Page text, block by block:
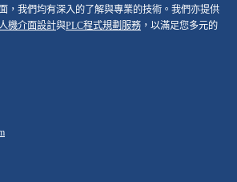
，我們均有深入的了解與專業的技術。我們亦提供
機介面設計與PLC程式規劃服務 ，以滿足您多元的